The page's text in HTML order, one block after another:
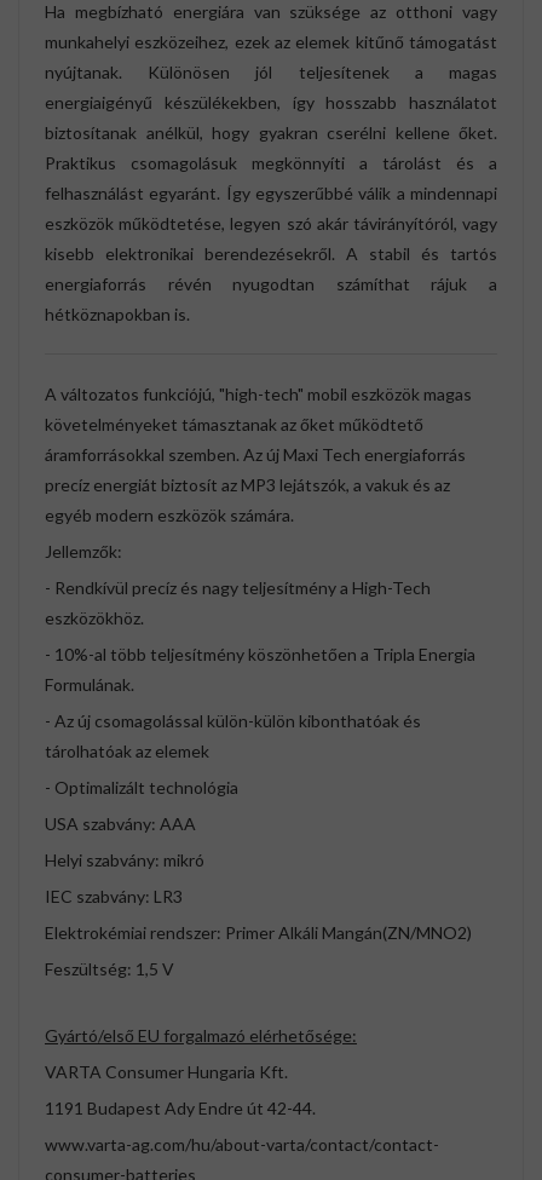
Ha megbízható energiára van szüksége az otthoni vagy
munkahelyi eszközeihez, ezek az elemek kitűnő támogatást
nyújtanak. Különösen jól teljesítenek a magas
energiaigényű készülékekben, így hosszabb használatot
biztosítanak anélkül, hogy gyakran cserélni kellene őket.
Praktikus csomagolásuk megkönnyíti a tárolást és a
felhasználást egyaránt. Így egyszerűbbé válik a mindennapi
eszközök működtetése, legyen szó akár távirányítóról, vagy
kisebb elektronikai berendezésekről. A stabil és tartós
energiaforrás révén nyugodtan számíthat rájuk a
hétköznapokban is.
A változatos funkciójú, "high-tech" mobil eszközök magas
követelményeket támasztanak az őket működtető
áramforrásokkal szemben. Az új Maxi Tech energiaforrás
precíz energiát biztosít az MP3 lejátszók, a vakuk és az
egyéb modern eszközök számára.
Jellemzők:
- Rendkívül precíz és nagy teljesítmény a High-Tech
eszközökhöz.
- 10%-al több teljesítmény köszönhetően a Tripla Energia
Formulának.
- Az új csomagolással külön-külön kibonthatóak és
tárolhatóak az elemek
- Optimalizált technológia
USA szabvány: AAA
Helyi szabvány: mikró
IEC szabvány: LR3
Elektrokémiai rendszer: Primer Alkáli Mangán(ZN/MNO2)
Feszültség: 1,5 V
Gyártó/első EU forgalmazó elérhetősége:
VARTA Consumer Hungaria Kft.
1191 Budapest Ady Endre út 42-44.
www.varta-ag.com/hu/about-varta/contact/contact-
consumer-batteries